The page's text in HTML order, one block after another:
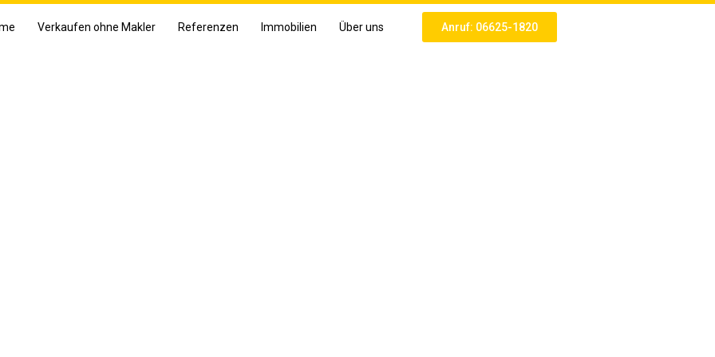
Verkaufen ohne Makler Referenzen Immobilien Über uns Anruf: 06625-1820